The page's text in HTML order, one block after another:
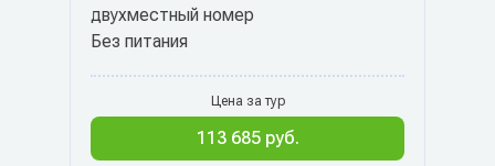
двухместный номер
Без питания
Цена за тур
113 685 руб.